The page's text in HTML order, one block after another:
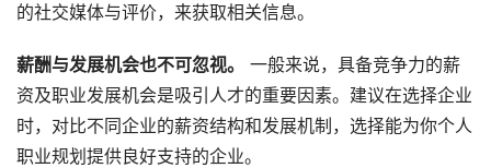
的社交媒体与评价，来获取相关信息。
薪酬与发展机会也不可忽视。
一般来说，具备竞争力的薪
资及职业发展机会是吸引人才的重要因素。建议在选择企业
时，对比不同企业的薪资结构和发展机制，选择能为你个人
职业规划提供良好支持的企业。